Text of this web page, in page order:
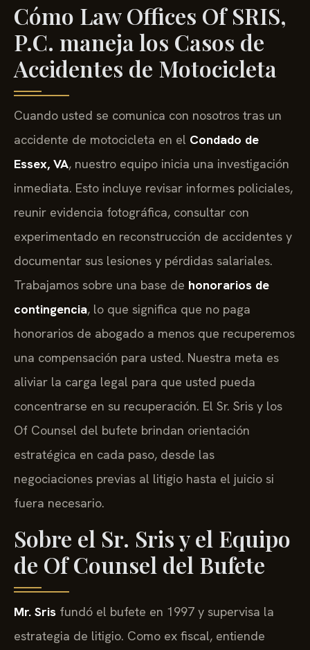
Cómo Law Offices Of SRIS,
P.C. maneja los Casos de
Accidentes de Motocicleta
Cuando usted se comunica con nosotros tras un
accidente de motocicleta en el Condado de
Essex, VA, nuestro equipo inicia una investigación
inmediata. Esto incluye revisar informes policiales,
reunir evidencia fotográfica, consultar con
experimentado en reconstrucción de accidentes y
documentar sus lesiones y pérdidas salariales.
Trabajamos sobre una base de honorarios de
contingencia, lo que significa que no paga
honorarios de abogado a menos que recuperemos
una compensación para usted. Nuestra meta es
aliviar la carga legal para que usted pueda
concentrarse en su recuperación. El Sr. Sris y los
Of Counsel del bufete brindan orientación
estratégica en cada paso, desde las
negociaciones previas al litigio hasta el juicio si
fuera necesario.
Sobre el Sr. Sris y el Equipo
de Of Counsel del Bufete
Mr. Sris fundó el bufete en 1997 y supervisa la
estrategia de litigio. Como ex fiscal, entiende